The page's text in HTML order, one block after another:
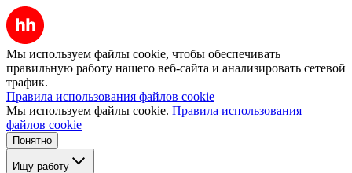
Мы используем файлы cookie, чтобы обеспечивать
правильную работу нашего веб-сайта и анализировать сетевой
трафик.
Правила использования файлов cookie
Мы используем файлы cookie. Правила использования
файлов cookie
Понятно
Ищу работу